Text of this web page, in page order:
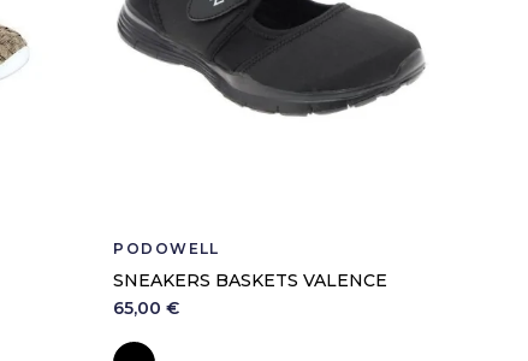
PODOWELL
SNEAKERS BASKETS VALENCE
65,00 €